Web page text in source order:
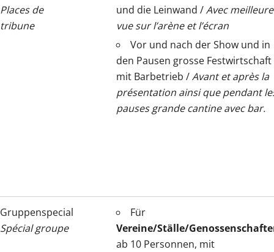
Places de
tribune
und die Leinwand /Avec meilleure
vue sur l’arène et l’écran
Vor und nach der Show und in
den Pausen grosse Festwirtschaft
mit Barbetrieb /Avant et après la
présentation ainsi que pendant
pauses grande cantine avec bar.
Gruppenspecial
Spécial groupe
Für
Vereine/Ställe/
ab 10 Personnen, mit